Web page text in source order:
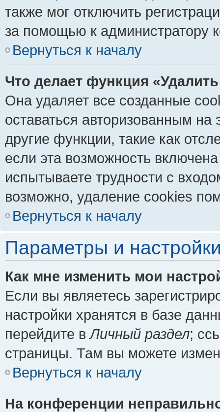
также мог отключить
за помощью к администратору
Вернуться к началу
Что делает функция
Она удаляет все созданные
оставаться авторизованным
другие функции, такие как
если эта возможность
испытываете трудности с
возможно, удаление cookies
Вернуться к началу
Параметры и
Как мне изменить мои
Если вы являетесь
настройки хранятся в базе
перейдите вЛичный раздел;
страницы. Там вы можете
Вернуться к началу
На конференции